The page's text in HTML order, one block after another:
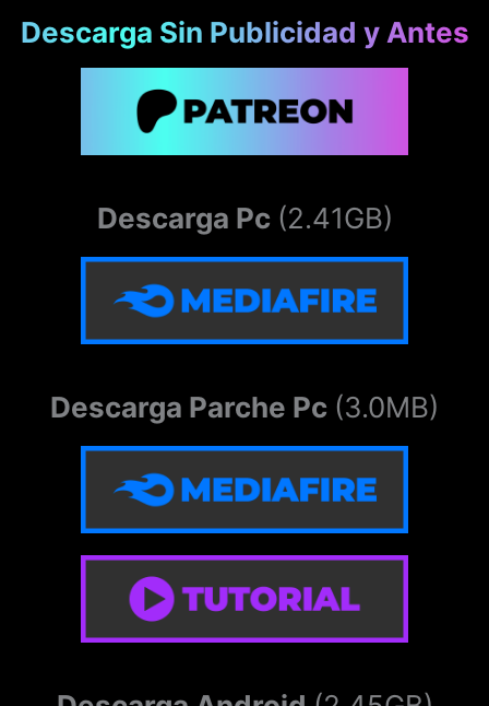
Descarga Sin Publicidad y Antes
Descarga Pc (2.41GB)
Descarga Parche Pc (3.0MB)